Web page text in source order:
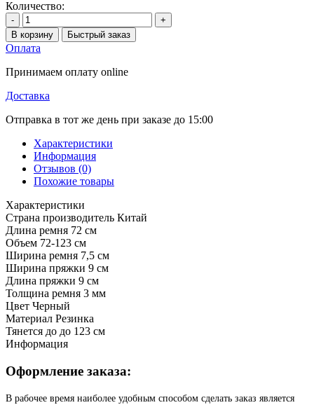
Количество:
-
+
В корзину
Быстрый заказ
Оплата
Принимаем оплату online
Доставка
Отправка в тот же день при заказе до 15:00
Характеристики
Информация
Отзывов (0)
Похожие товары
Характеристики
Страна производитель Китай
Длина ремня 72 см
Объем 72-123 см
Ширина ремня 7,5 см
Ширина пряжки 9 см
Длина пряжки 9 см
Толщина ремня 3 мм
Цвет Черный
Материал Резинка
Тянется до до 123 см
Информация
Оформление заказа:
В рабочее время наиболее удобным способом сделать заказ является